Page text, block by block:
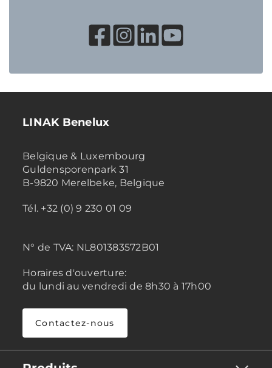
LINAK Benelux
Belgique & Luxembourg
Guldensporenpark 31
B-9820 Merelbeke, Belgique
Tél. +32 (0) 9 230 01 09
N° de TVA: NL801383572B01
Horaires d'ouverture:
du lundi au vendredi de 8h30 à 17h00
Contactez-nous